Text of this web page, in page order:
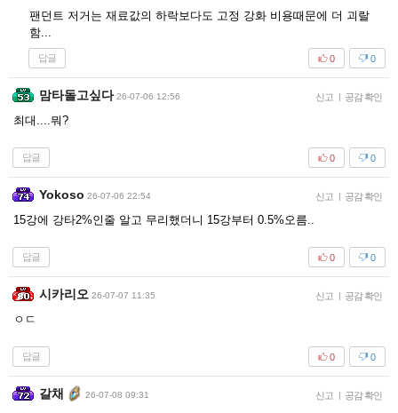
팬던트 저거는 재료값의 하락보다도 고정 강화 비용때문에 더 괴랄
함...
답글 0
0
맘타돌고싶다 26-07-06 12:56 신고 | 공감 확인
최대....뭐?
답글 0
0
Yokoso 26-07-06 22:54 신고 | 공감 확인
15강에 강타2%인줄 알고 무리했더니 15강부터 0.5%오름..
답글 0
0
시카리오 26-07-07 11:35 신고 | 공감 확인
ㅇㄷ
답글 0
0
갈채 26-07-08 09:31 신고 | 공감 확인